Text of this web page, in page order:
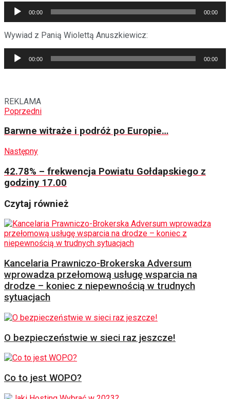
Odtwarzacz
plików
dźwiękowych
00:00 00:00
Wywiad z Panią Wiolettą Anuszkiewicz:
Odtwarzacz
plików
dźwiękowych
00:00 00:00
REKLAMA
Poprzedni
Barwne witraże i podróż po Europie…
Następny
42.78% – frekwencja Powiatu Gołdapskiego z
godziny 17.00
Czytaj również
Kancelaria Prawniczo-Brokerska Adversum
wprowadza przełomową usługę wsparcia na
drodze – koniec z niepewnością w trudnych
sytuacjach
O bezpieczeństwie w sieci raz jeszcze!
Co to jest WOPO?